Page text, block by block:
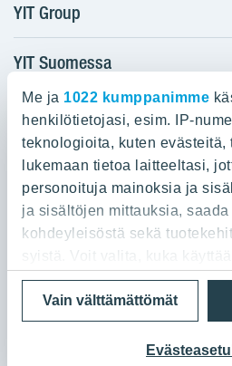
Me ja 1022 kumppanimme
henkilötietojasi, esim. IP-
teknologioita, kuten evästeitä,
lukemaan tietoa laitteeltasi,
personoituja mainoksia ja
ja sisältöjen mittauksia,
kohdeyleisöstä sekä
syistä. Voit valita, kuka
tarkoituksiin.
Jos sallit, haluamme myös
Kerätä tietoja
Vain välttämättömät
YIT Group
Tietoa YIT:stä
Töihin meille
Sijoittajat
Projektit
Media
Yhteystiedot
YIT Suomessa
Myytävät asunnot
Vuokrattavat toimitilat
Kiinteistösijoittaminen
Infrarakentaminen
Toimitilarakentaminen
Teollisuusrakentaminen
YIT:n pääkonttori
Panuntie 11, PL 36, 00620 Helsinki
020 433 111
Tietosuoja ja Käyttöehdot Lähetä